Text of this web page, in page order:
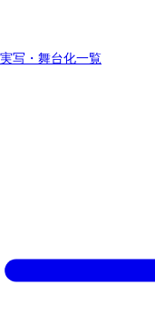
実写・舞台化一覧